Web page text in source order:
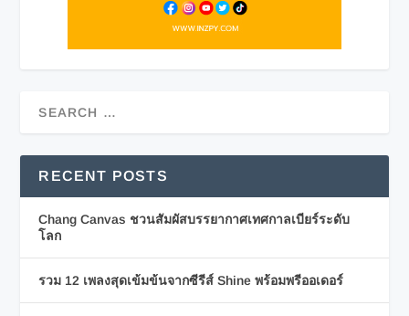
RECENT POSTS
Chang Canvas ชวนสัมผัสบรรยากาศเทศกาลเบียร์ระดับ
โลก
รวม 12 เพลงสุดเข้มข้นจากซีรีส์ Shine พร้อมพรีออเดอร์